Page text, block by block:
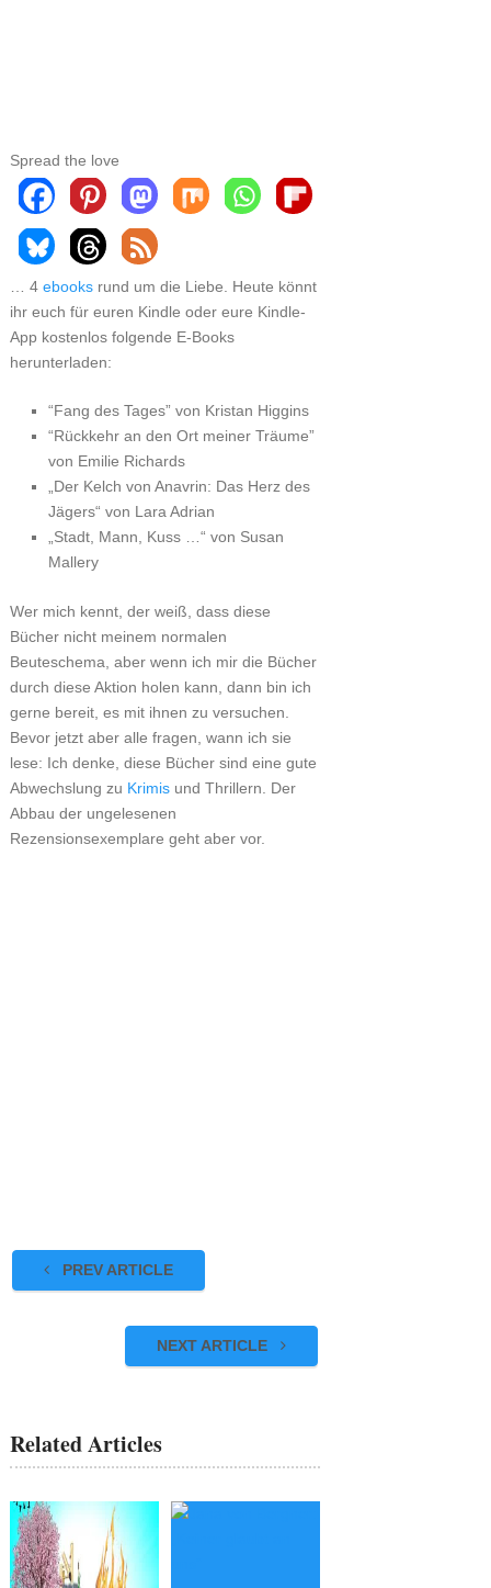
Spread the love
… 4 ebooksrund um die Liebe. Heute könnt
ihr euch für euren Kindle oder eure Kindle-
App kostenlos folgende E-Books
herunterladen:
“Fang des Tages” von Kristan Higgins
“Rückkehr an den Ort meiner Träume”
von Emilie Richards
„Der Kelch von Anavrin: Das Herz des
Jägers“ von Lara Adrian
„Stadt, Mann, Kuss …“ von Susan
Mallery
Wer mich kennt, der weiß, dass diese
Bücher nicht meinem normalen
Beuteschema, aber wenn ich mir die Bücher
durch diese Aktion holen kann, dann bin ich
gerne bereit, es mit ihnen zu versuchen.
Bevor jetzt aber alle fragen, wann ich sie
lese: Ich denke, diese Bücher sind eine gute
Abwechslung zu Krimisund Thrillern. Der
Abbau der ungelesenen
Rezensionsexemplare geht aber vor.
PREV ARTICLE
NEXT ARTICLE
Related Articles